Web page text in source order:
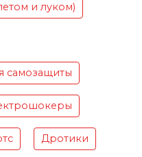
и луком)
самозащиты
Дротики